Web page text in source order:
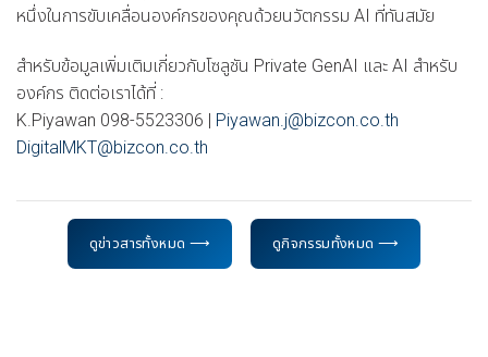
หนึ่งในการขับเคลื่อนองค์กรของคุณด้วยนวัตกรรม AI ที่ทันสมัย
สำหรับข้อมูลเพิ่มเติมเกี่ยวกับโซลูชัน Private GenAI และ AI สำหรับ
องค์กร ติดต่อเราได้ที่ :
K.Piyawan 098-5523306 | Piyawan.j@bizcon.co.th
DigitalMKT@bizcon.co.th
ดูข่าวสารทั้งหมด ⟶ ดูกิจกรรมทั้งหมด ⟶